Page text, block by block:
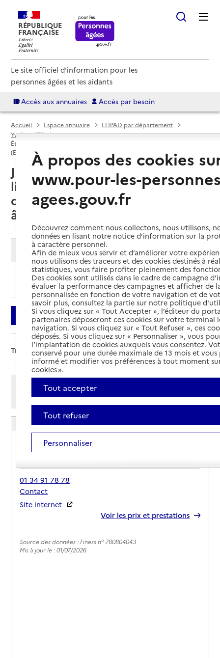
RÉPUBLIQUE
FRANÇAISE
Le site officiel d'information pour les
personnes âgées et les aidants
Accès aux annuaires Accès par besoin
Accueil Espace annuaire
EHPAD par département
Yvelines (78)
Établissement d'hébergement pour personnes âgées dépendantes
(EHPAD)
Jouars-Pontchartrain (78760) :
liste des établissements
d'hébergement pour personnes
âgées dépendantes (EHPAD)
Modifier ma recherche
Ajouter cette recherche aux favoris
Filtrer
Trier par :
Afficher les résultats par:
Mode liste
Mode carte
EHPAD Saint-Louis
Adresse
23 rue Saint-Louis
78760-Jouars-Pontchartrain
01 34 91 78 78
Contact
Site internet
Voir les prix et prestations
Source des données : Finess n° 780804043
Mis à jour le : 01/07/2026
À propos des cookies
www.pour-les-
agees.gouv.fr
Découvrez comment nous collectons, nous utilisons,
données en lisant notre notice d’information sur la
à caractère personnel.
Afin de mieux vous servir et d’améliorer votre
nous utilisons des traceurs et des cookies destinés à
statistiques, vous faire profiter pleinement des
Des cookies sont utilisés dans le cadre de campagne
évaluer la performance des campagnes et afficher de
personnalisée en fonction de votre navigation et de
savoir plus, consultez la partie sur notre politique
Si vous cliquez sur « Tout Accepter », l’éditeur du
partenaires déposeront ces cookies sur votre terminal
navigation. Si vous cliquez sur « Tout Refuser », ces
déposés. Si vous cliquez sur « Personnaliser », vous
l’implantation de cookies auxquels vous consentez.
conservé pour une durée maximale de 13 mois et
informé et modifier vos préférences à tout moment
cookies ».
Tout accepter
Tout refuser
Personnaliser